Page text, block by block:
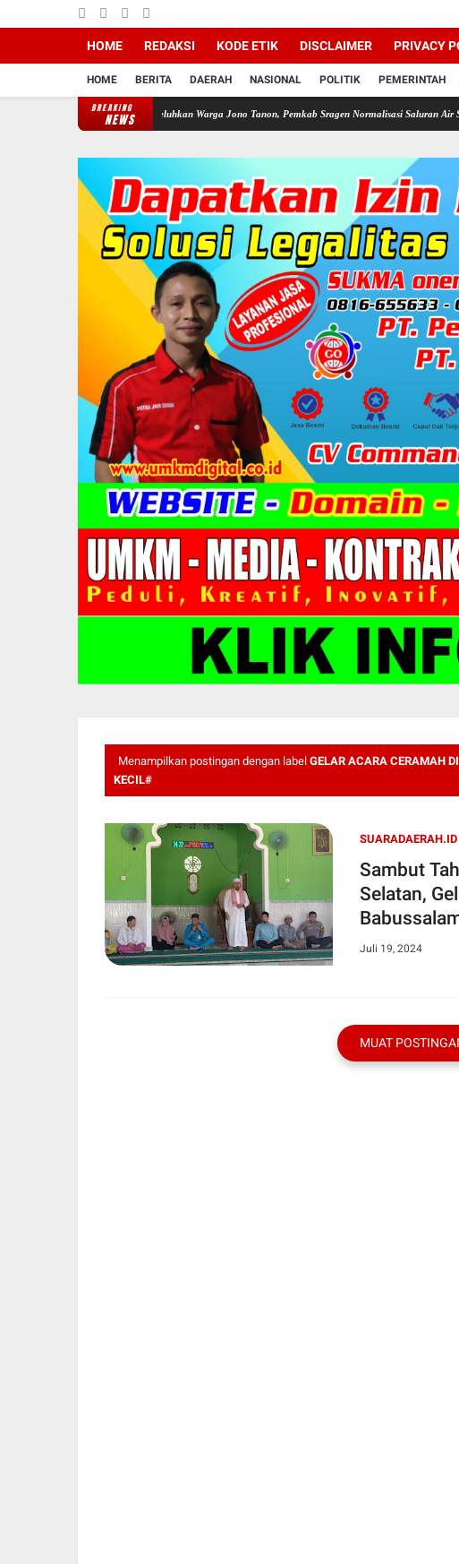
HOME REDAKSI KODE ETIK DISCLAIMER PRIVACY
HOME BERITA DAERAH NASIONAL POLITIK PEMERINTAH
BREAKING
NEWS
Dikeluhkan Warga Jono Tanon, Pemkab Sragen Normalisasi Saluran Air Sepanjang 1,9
Menampilkan postingan dengan label GELAR ACARA CERAMAH
KECIL#
SUARADAERAH.ID
Sambut Tahun Baru Islam
Selatan,
Juli 19, 2024
MUAT